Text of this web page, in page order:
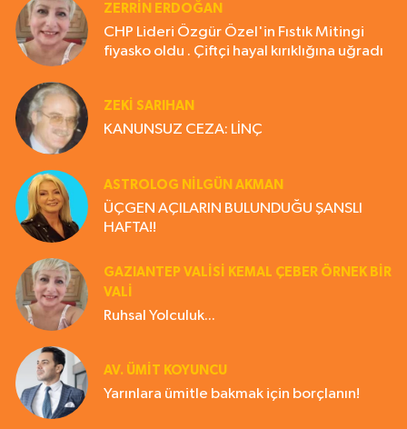
ZERRIN ERDOĞAN
CHP Lideri Özgür Özel'in Fıstık Mitingi
fiyasko oldu . Çiftçi hayal kırıklığına uğradı
ZEKI SARIHAN
KANUNSUZ CEZA: LİNÇ
ASTROLOG NILGÜN AKMAN
ÜÇGEN AÇILARIN BULUNDUĞU ŞANSLI
HAFTA!!
GAZIANTEP VALISI KEMAL ÇEBER ÖRNEK BİR
VALİ
Ruhsal Yolculuk...
AV. ÜMIT KOYUNCU
Yarınlara ümitle bakmak için borçlanın!